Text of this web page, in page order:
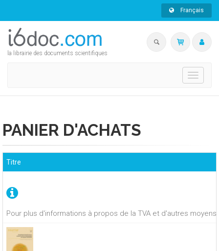
Français
la librairie des documents scientifiques
Toggle
PANIER D'ACHATS
Pour plus d'informations à propos de la TVA et d'autres
Titre